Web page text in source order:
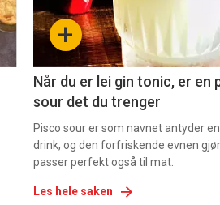
-
+
Når du er lei gin tonic, er en
sour det du trenger
Pisco sour er som navnet antyder
drink, og den forfriskende evnen
passer perfekt også til mat.
Les hele saken